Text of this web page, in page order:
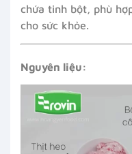
chứa tinh bột, phù
cho sức khỏe.
Nguyên liệu: